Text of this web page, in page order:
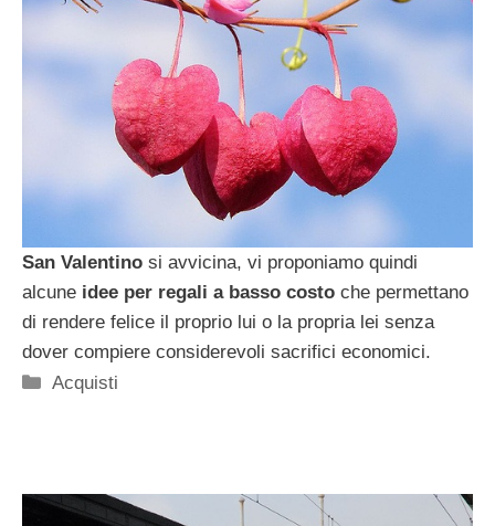
San Valentino si avvicina, vi proponiamo quindi
alcune idee per regali a basso costo che permettano
di rendere felice il proprio lui o la propria lei senza
dover compiere considerevoli sacrifici economici.
Categorie
Acquisti